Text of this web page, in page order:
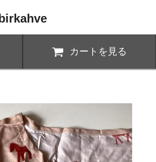
birkahve
カートを見る